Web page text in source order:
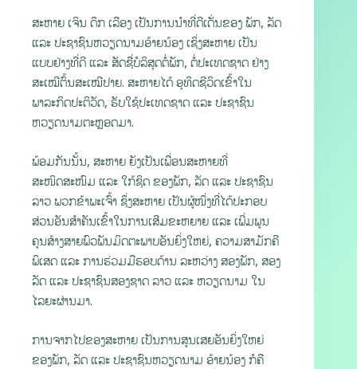
ສະຫາຍ ເຈິນ ດຶກ ເລືອງ ເປັນການນຳທີ່ດີເດັ່ນຂອງ ພັກ, ລັດ
ແລະ ປະຊາຊົນຫວຽດນາມອ້າຍນ້ອງ ເຊິ່ງສະຫາຍ ເປັນ
ແບບຢ່າງທີ່ດີ ແລະ ສັດຊື່ບໍລິສຸດຕໍ່ພັກ, ຕໍ່ປະເທດຊາດ ຢ່າງ
ສະເໝີຕົ້ນສະເໝີປາຍ. ສະຫາຍໄດ້ ອຸທິດຊີວິດເຂົ້າໃນ
ພາລະກິດປະຕິວັດ, ຮັບໃຊ້ປະເທດຊາດ ແລະ ປະຊາຊົນ
ຫວຽດນາມຕະຫຼອດມາ.
ພ້ອມກັນນັ້ນ, ສະຫາຍ ຍັງເປັນເພື່ອນສະຫາຍທີ່
ສະໜິດສະໜົມ ແລະ ໃກ້ຊິດ ຂອງພັກ, ລັດ ແລະ ປະຊາຊົນ
ລາວ ພວກຂ້າພະເຈົ້າ ຊຶ່ງສະຫາຍ ເປັນຜູ້ໜຶ່ງທີ່ໄດ້ປະກອບ
ສ່ວນອັນສໍາຄັນເຂົ້າໃນການເສີມຂະຫຍາຍ ແລະ ເພີ່ມພູນ
ຄູນສ້າງສາຍພົວພັນມິດຕະພາບອັນຍິ່ງໃຫຍ່, ຄວາມສາມັກຄີ
ພິເສດ ແລະ ການຮ່ວມມືຮອບດ້ານ ລະຫວ່າງ ສອງພັກ, ສອງ
ລັດ ແລະ ປະຊາຊົນສອງຊາດ ລາວ ແລະ ຫວຽດນາມ ໃນ
ໄລຍະຜ່ານມາ.
ການຈາກໄປຂອງສະຫາຍ ເປັນການສູນເສຍອັນຍິ່ງໃຫຍ່
ຂອງພັກ, ລັດ ແລະ ປະຊາຊົນຫວຽດນາມ ອ້າຍນ້ອງ ກໍຄື